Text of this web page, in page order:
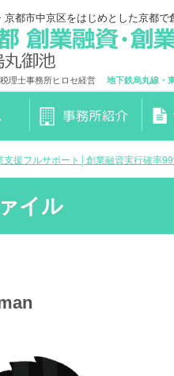
京都市中京区をはじめとした京都で
理士事務所ヒロセ経営 地下鉄烏丸線・
支援フルサポート│創業融資実行確率
イル